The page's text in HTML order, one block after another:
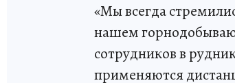
«Мы всегда
нашем
сотрудников в
применяются